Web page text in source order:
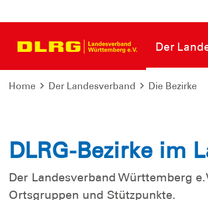
Der
Home Der Landesverband Die Bezirke
DLRG-Bezirke im
Der Landesverband Württemberg
Ortsgruppen und Stützpunkte.